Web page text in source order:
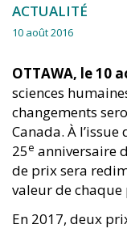
ACTUALITÉ
10 août 2016
OTTAWA, le 10
sciences
changements
Canada. À
25e anniversaire
de prix sera
valeur de
En 2017, deux